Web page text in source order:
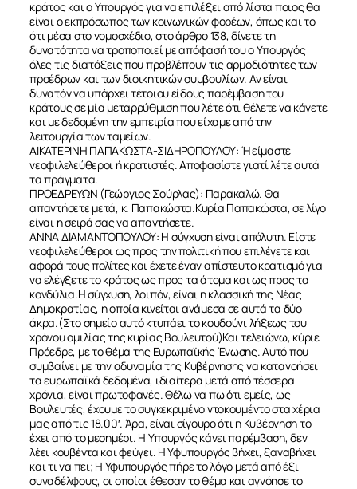
ΣΧΕΤΙΚΑ
ΝΕΑ
ΕΠΙΚΟΙΝΩΝΙΑ
κράτος και ο Υπουργός για να επιλέξει από λίστα ποιος θα
είναι ο εκπρόσωπος των κοινωνικών φορέων, όπως και το
ότι μέσα στο νομοσχέδιο, στο άρθρο 138, δίνετε τη
δυνατότητα να τροποποιεί με απόφασή του ο Υπουργός
όλες τις διατάξεις που προβλέπουν τις αρμοδιότητες των
προέδρων και των διοικητικών συμβουλίων. Αν είναι
δυνατόν να υπάρχει τέτοιου είδους παρέμβαση του
κράτους σε μία μεταρρύθμιση που λέτε ότι θέλετε να κάνετε
και με δεδομένη την εμπειρία που είχαμε από την
λειτουργία των ταμείων.
ΑΙΚΑΤΕΡΙΝΗ ΠΑΠΑΚΩΣΤΑ-ΣΙΔΗΡΟΠΟΥΛΟΥ: Ή είμαστε
νεοφιλελεύθεροι ή κρατιστές. Αποφασίστε γιατί λέτε αυτά
τα πράγματα.
ΠΡΟΕΔΡΕΥΩΝ (Γεώργιος Σούρλας): Παρακαλώ. Θα
απαντήσετε μετά, κ. Παπακώστα.Κυρία Παπακώστα, σε λίγο
είναι η σειρά σας να απαντήσετε.
ΑΝΝΑ ΔΙΑΜΑΝΤΟΠΟΥΛΟΥ: Η σύγχυση είναι απόλυτη. Είστε
νεοφιλελεύθεροι ως προς την πολιτική που επιλέγετε και
αφορά τους πολίτες και έχετε έναν απίστευτο κρατισμό για
να ελέγξετε το κράτος ως προς τα άτομα και ως προς τα
κονδύλια.Η σύγχυση, λοιπόν, είναι η κλασσική της Νέας
Δημοκρατίας, η οποία κινείται ανάμεσα σε αυτά τα δύο
άκρα.(Στο σημείο αυτό κτυπάει το κουδούνι λήξεως του
χρόνου ομιλίας της κυρίας Βουλευτού)Και τελειώνω, κύριε
Πρόεδρε, με το θέμα της Ευρωπαϊκής Ένωσης. Αυτό που
συμβαίνει με την αδυναμία της Κυβέρνησης να κατανοήσει
τα ευρωπαϊκά δεδομένα, ιδιαίτερα μετά από τέσσερα
χρόνια, είναι πρωτοφανές. Θέλω να πω ότι εμείς, ως
Βουλευτές, έχουμε το συγκεκριμένο ντοκουμέντο στα χέρια
μας από τις 18.00′. Άρα, είναι σίγουρο ότι η Κυβέρνηση το
έχει από το μεσημέρι. Η Υπουργός κάνει παρέμβαση, δεν
λέει κουβέντα και φεύγει. Η Υφυπουργός βήχει, ξαναβήχει
και τι να πει; Η Υφυπουργός πήρε το λόγο μετά από έξι
συναδέλφους, οι οποίοι έθεσαν το θέμα και αγνόησε το